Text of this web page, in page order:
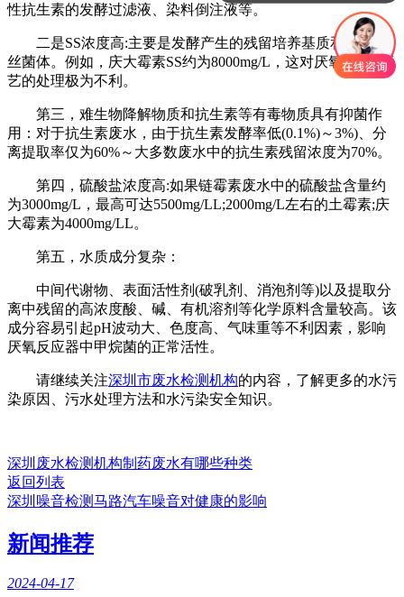
性抗生素的发酵过滤液、染料倒注液等。
二是SS浓度高:主要是发酵产生的残留培养基质和微生物
丝菌体。例如，庆大霉素SS约为8000mg/L，这对厌氧EGSB工
艺的处理极为不利。
第三，难生物降解物质和抗生素等有毒物质具有抑菌作
用：对于抗生素废水，由于抗生素发酵率低(0.1%)～3%)、分
离提取率仅为60%～大多数废水中的抗生素残留浓度为70%。
第四，硫酸盐浓度高:如果链霉素废水中的硫酸盐含量约
为3000mg/L，最高可达5500mg/LL;2000mg/L左右的土霉素;庆
大霉素为4000mg/LL。
第五，水质成分复杂：
中间代谢物、表面活性剂(破乳剂、消泡剂等)以及提取分
离中残留的高浓度酸、碱、有机溶剂等化学原料含量较高。该
成分容易引起pH波动大、色度高、气味重等不利因素，影响
厌氧反应器中甲烷菌的正常活性。
请继续关注深圳市废水检测机构的内容，了解更多的水污
染原因、污水处理方法和水污染安全知识。
深圳废水检测机构制药废水有哪些种类
返回列表
深圳噪音检测马路汽车噪音对健康的影响
新闻推荐
2024-04-17